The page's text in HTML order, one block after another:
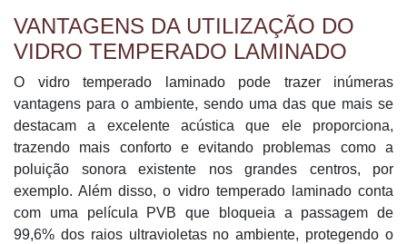
VANTAGENS DA UTILIZAÇÃO DO
VIDRO TEMPERADO LAMINADO
O vidro temperado laminado pode trazer inúmeras
vantagens para o ambiente, sendo uma das que mais se
destacam a excelente acústica que ele proporciona,
trazendo mais conforto e evitando problemas como a
poluição sonora existente nos grandes centros, por
exemplo. Além disso, o vidro temperado laminado conta
com uma película PVB que bloqueia a passagem de
99,6% dos raios ultravioletas no ambiente, protegendo o